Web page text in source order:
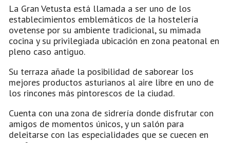
La Gran Vetusta está llamada a ser uno de los
establecimientos emblemáticos de la hostelería
ovetense por su ambiente tradicional, su mimada
cocina y su privilegiada ubicación en zona peatonal en
pleno caso antiguo.
Su terraza añade la posibilidad de saborear los
mejores productos asturianos al aire libre en uno de
los rincones más pintorescos de la ciudad.
Cuenta con una zona de sidrería donde disfrutar con
amigos de momentos únicos, y un salón para
deleitarse con las especialidades que se cuecen en